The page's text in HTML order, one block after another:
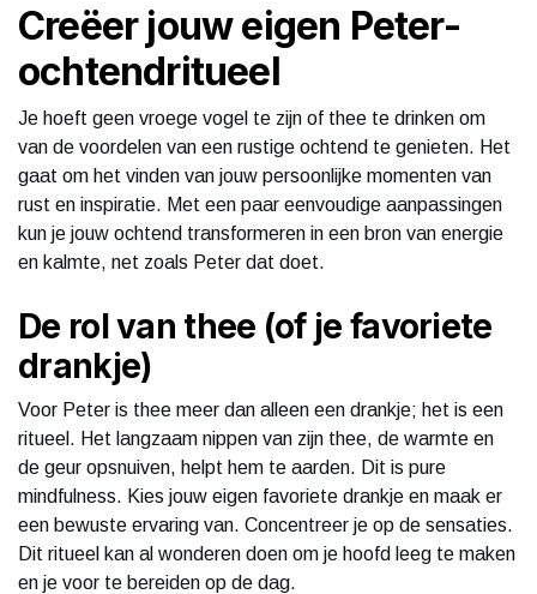
Creëer jouw eigen Peter-
ochtendritueel
Je hoeft geen vroege vogel te zijn of thee te drinken om
van de voordelen van een rustige ochtend te genieten. Het
gaat om het vinden van jouw persoonlijke momenten van
rust en inspiratie. Met een paar eenvoudige aanpassingen
kun je jouw ochtend transformeren in een bron van energie
en kalmte, net zoals Peter dat doet.
De rol van thee (of je favoriete
drankje)
Voor Peter is thee meer dan alleen een drankje; het is een
ritueel. Het langzaam nippen van zijn thee, de warmte en
de geur opsnuiven, helpt hem te aarden. Dit is pure
mindfulness. Kies jouw eigen favoriete drankje en maak er
een bewuste ervaring van. Concentreer je op de sensaties.
Dit ritueel kan al wonderen doen om je hoofd leeg te maken
en je voor te bereiden op de dag.